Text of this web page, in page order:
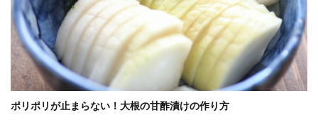
ポリポリが止まらない！大根の甘酢漬けの作り方